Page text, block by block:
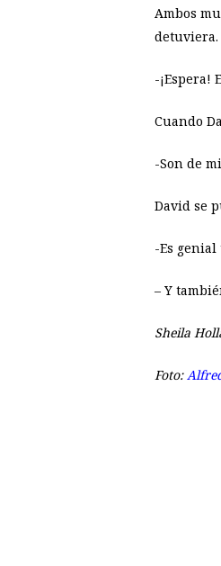
Ambos
detuviera.
-¡Espera!
Cuando
-Son de
David se
-Es
– Y
Sheila
Foto: